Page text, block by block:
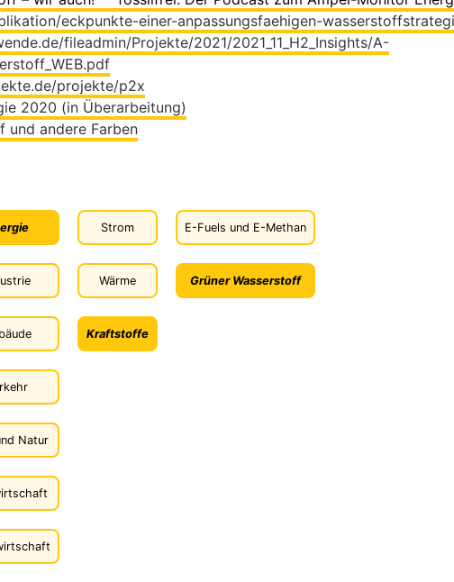
eckpunkte-einer-anpassungsfaehigen-
fileadmin/Projekte/2021/2021_11_H2_Insights/A-
projekte/p2x
2020 (in Überarbeitung)
und andere Farben
Natur
Strom
Wärme
Kraftstoffe
E-Fuels und E-Methan
Grüner Wasserstoff